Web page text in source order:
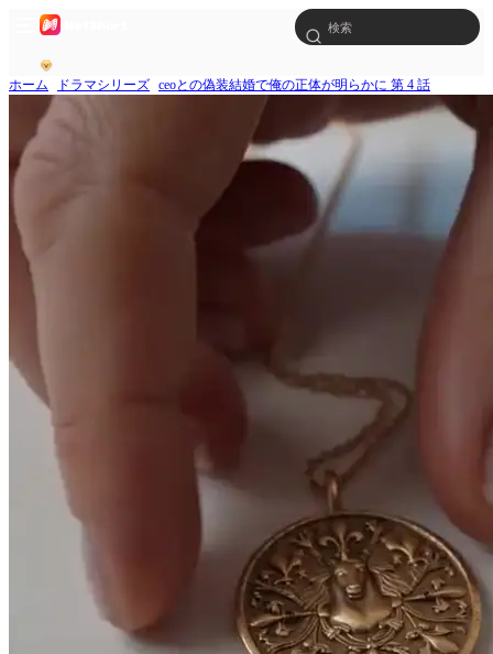
ホーム ドラマシリーズ ceoとの偽装結婚で俺の正体が明らかに 第 4 話